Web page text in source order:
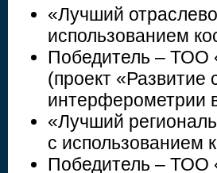
«Лучший
использованием
Победитель – ТОО
(проект «Развитие
интерферометрии
«Лучший
с использованием
Победитель – ТОО